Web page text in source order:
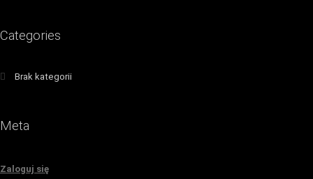
Categories
Brak kategorii
Meta
Zaloguj się